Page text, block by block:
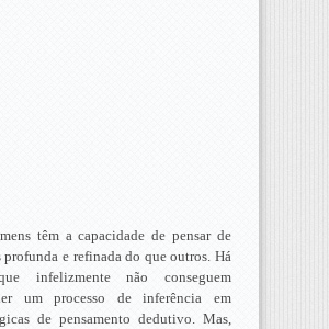
têm a capacidade de pensar de
profunda e refinada do que outros. Há
infelizmente não conseguem
um processo de inferência em
de pensamento dedutivo. Mas,